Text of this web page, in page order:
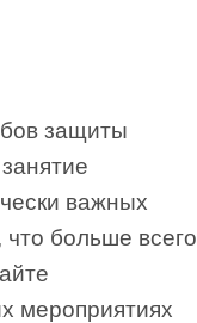
защиты
важных
что больше всего
мероприятиях